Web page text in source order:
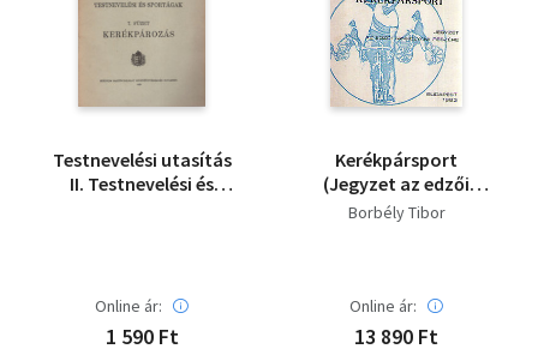
Testnevelési utasítás
II. Testnevelési és
Online ár:
1 590 Ft
Kerékpársport
(Jegyzet az edzői
tanfolyam részére) -
Borbély Tibor
Online ár:
13 890 Ft